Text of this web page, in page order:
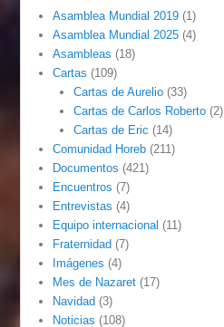
Asamblea Mundial 2019 (1)
Asamblea Mundial 2025 (4)
Asambleas (18)
Cartas (109)
Cartas de Aurelio(33)
Cartas de Carlos Roberto(2)
Cartas de Eric (14)
Comunidad Horeb (211)
Documentos (421)
Encuentros (7)
Entrevistas (4)
Equipo internacional (11)
Fraternidad (7)
Imágenes (4)
Mes de Nazaret (17)
Navidad (3)
Noticias (108)